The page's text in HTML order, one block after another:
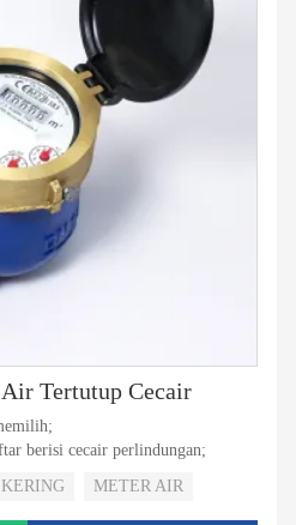
Tertutup Cecair
berisi cecair perlindungan;
METER AIR